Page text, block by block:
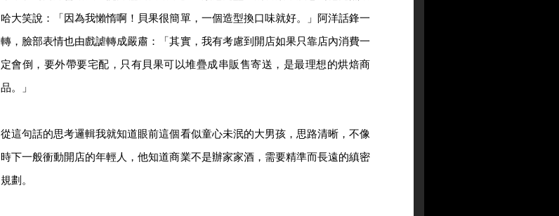
哈大笑說：「因為我懶惰啊！貝果很簡單，一個造型換口味就好。」阿洋話鋒一
轉，臉部表情也由戲謔轉成嚴肅：「其實，我有考慮到開店如果只靠店內消費一
定會倒，要外帶要宅配，只有貝果可以堆疊成串販售寄送，是最理想的烘焙商
品。」
從這句話的思考邏輯我就知道眼前這個看似童心未泯的大男孩，思路清晰，不像
時下一般衝動開店的年輕人，他知道商業不是辦家家酒，需要精準而長遠的縝密
規劃。